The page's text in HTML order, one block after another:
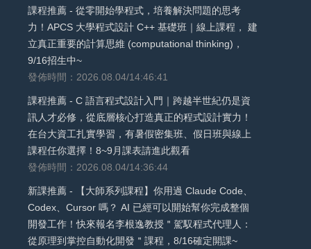
課程推薦 - 從零開始學程式，培養解決問題的思考
力！APCS 大學程式設計 C++ 基礎班｜線上課程， 建
立真正重要的計算思維 (computational thinking)，
9/16招生中~
發佈時間：2026.08.04/14:46:41
課程推薦 - C 語言程式設計入門｜跨越半世紀仍是資
訊人才必修，從底層核心打造真正的程式設計實力！
在台大資工扎實學習，有暑假密集班、假日班與線上
課程任你選擇！8~9月課表請進此觀看
發佈時間：2026.08.04/14:36:44
新課推薦 - 【大師系列課程】你用過 Claude Code、
Codex、Cursor 嗎？ AI 已經可以開始幫你完成整個
開發工作！快來報名李根逸教授＂駕馭程式代理人：
從原理到掌控自動化開發＂課程，8/16確定開課~